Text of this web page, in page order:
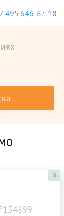
495 646-87-18
B